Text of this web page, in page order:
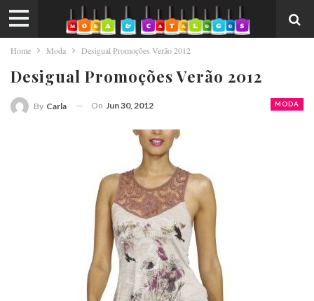
Home Moda Desigual Promoções Verão 2012
Desigual Promoções Verão 2012
MODA
By Carla On Jun 30, 2012